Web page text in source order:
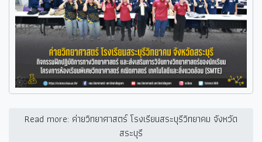
Read more: ค่ายวิทยาศาสตร์ โรงเรียนสระบุรีวิทยาคม จังหวัด
สระบุรี